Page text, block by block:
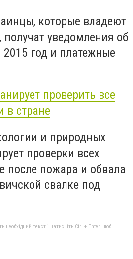
которые владеют
уведомления об
2015 год и платежные
проверить все
в стране
и природных
проверки всех
после пожара и обвала
свалке под
необхідний текст і натисніть Ctrl + Enter, щоб